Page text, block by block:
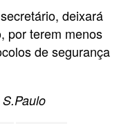
deixará
por terem menos
de segurança